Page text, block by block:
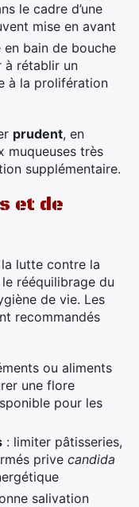
le cadre d’une
mise en avant
en bain de bouche
à rétablir un
à la prolifération
prudent, en
muqueuses très
supplémentaire.
et de
lutte contre la
rééquilibrage du
de vie. Les
recommandés
ou aliments
une flore
pour les
: limiter pâtisseries,
prive candida
salivation
×